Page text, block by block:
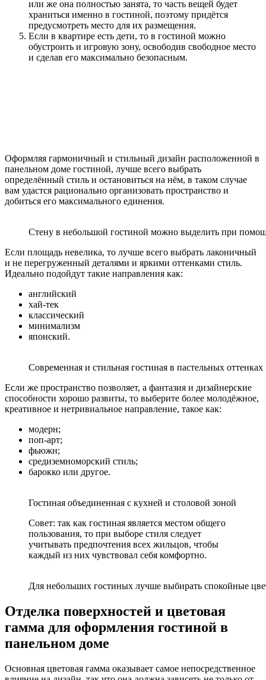
или же она полностью занята, то часть вещей будет
храниться именно в гостиной, поэтому придётся
предусмотреть место для их размещения.
Если в квартире есть дети, то в гостиной можно
обустроить и игровую зону, освободив свободное место
и сделав его максимально безопасным.
Оформляя гармоничный и стильный дизайн расположенной в
панельном доме гостиной, лучше всего выбрать
определённый стиль и остановиться на нём, в таком случае
вам удастся рационально организовать пространство и
добиться его максимального единения.
Стену в небольшой гостиной можно выделить при
Если площадь невелика, то лучше всего выбрать лаконичный
и не перегруженный деталями и яркими оттенками стиль.
Идеально подойдут такие направления как:
английский
хай-тек
классический
минимализм
японский.
Современная и стильная гостиная в пастельных оттенках
Если же пространство позволяет, а фантазия и дизайнерские
способности хорошо развиты, то выберите более молодёжное,
креативное и нетривиальное направление, такое как:
модерн;
поп-арт;
фьюжн;
средиземноморский стиль;
барокко или другое.
Гостиная объединенная с кухней и столовой зоной
Совет: так как гостиная является местом общего
пользования, то при выборе стиля следует
учитывать предпочтения всех жильцов, чтобы
каждый из них чувствовал себя комфортно.
Для небольших гостиных лучше выбирать спокойные
Отделка поверхностей и цветовая
гамма для оформления гостиной в
панельном доме
Основная цветовая гамма оказывает самое непосредственное